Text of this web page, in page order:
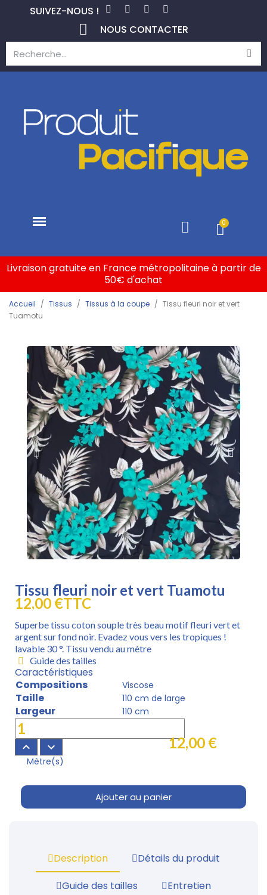
SUIVEZ-NOUS !
NOUS CONTACTER
Livraison gratuite en France métropolitaine à partir de
50€ d'achat
Accueil Tissus Tissus à la coupe
Tissu fleuri noir et vert
Tuamotu
Tissu fleuri noir et vert Tuamotu
12,00 €TTC
Superbe tissu coton souple très beau motif fleuri vert et
argent sur fond noir. Evadez vous vers les tropiques !
lavable 30 °. Tissu vendu au mètre
Guide des tailles
Caractéristiques
Compositions
Viscose
Taille 110 cm de large
Largeur 110 cm
keyboard_arrow_up keyboard_arrow_down
Mètre(s)
12,00 €
Ajouter au panier
Description
Détails du produit
Guide des tailles
Entretien